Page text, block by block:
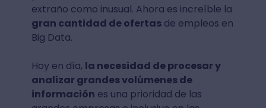
extraño como inusual. Ahora es increíble la
gran cantidad de ofertasde empleos en
Big Data.
Hoy en día, la necesidad de procesar y
analizar grandes volúmenes de
información es una prioridad de las